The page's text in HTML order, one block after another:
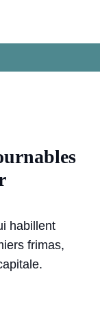
habillent
frimas,